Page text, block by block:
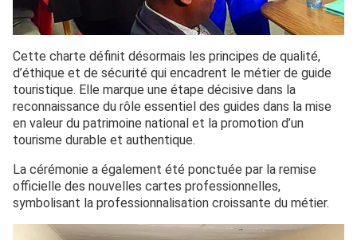
Cette charte définit désormais les principes de qualité,
d’éthique et de sécurité qui encadrent le métier de guide
touristique. Elle marque une étape décisive dans la
reconnaissance du rôle essentiel des guides dans la mise
en valeur du patrimoine national et la promotion d’un
tourisme durable et authentique.
La cérémonie a également été ponctuée par la remise
officielle des nouvelles cartes professionnelles,
symbolisant la professionnalisation croissante du métier.